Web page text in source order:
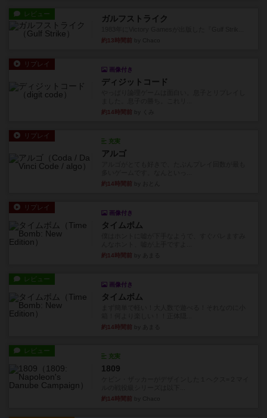
レビュー ガルフストライク
約13時間前
リプレイ
画像付き
ディジットコード
約14時間前
リプレイ
充実
アルゴ
約14時間前
リプレイ
画像付き
タイムボム
約14時間前
レビュー
画像付き
タイムボム
約14時間前
レビュー
充実
1809
約14時間前